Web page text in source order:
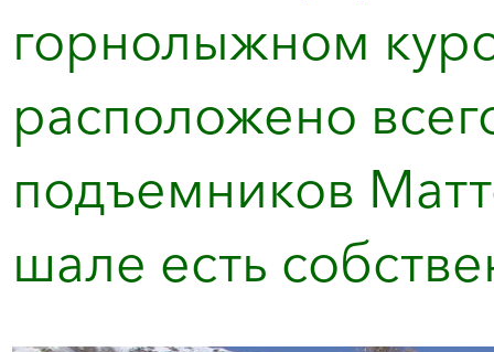
горнолыжном
расположено
подъемников
шале есть